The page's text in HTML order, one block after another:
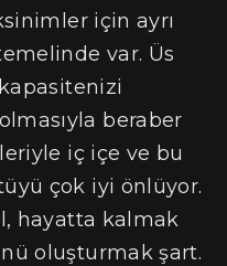
için ayrı
var. Üs
beraber
iç içe ve bu
çok iyi önlüyor.
hayatta kalmak
oluşturmak şart.